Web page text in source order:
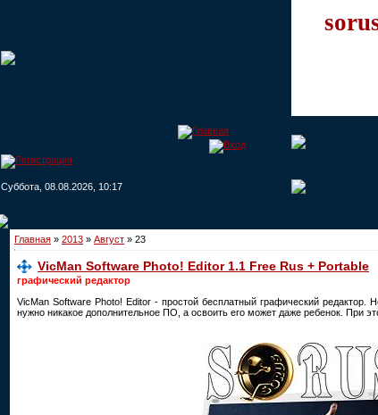
Суббота, 08.08.2026, 10:17
Главная » 2013 » Август » 23
VicMan Software Photo! Editor 1.1 Free Rus + Portable
графический редактор
VicMan Software Photo! Editor - простой бесплатный графический
нужно никакое дополнительное ПО, а освоить его может даже ребенок. При